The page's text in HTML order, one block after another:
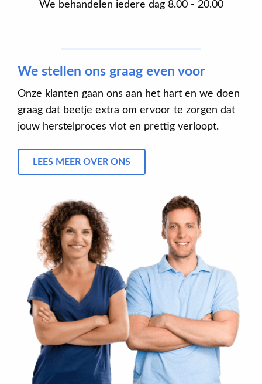
We behandelen iedere dag 8.00 - 20.00
We stellen ons graag even voor
Onze klanten gaan ons aan het hart en we doen
graag dat beetje extra om ervoor te zorgen dat
jouw herstelproces vlot en prettig verloopt.
LEES MEER OVER ONS